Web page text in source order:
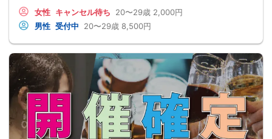
女性 キャンセル待ち 20〜29歳 2,000円
男性 受付中 20〜29歳 8,500円